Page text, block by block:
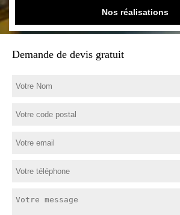
Nos réalisations
Demande de devis gratuit